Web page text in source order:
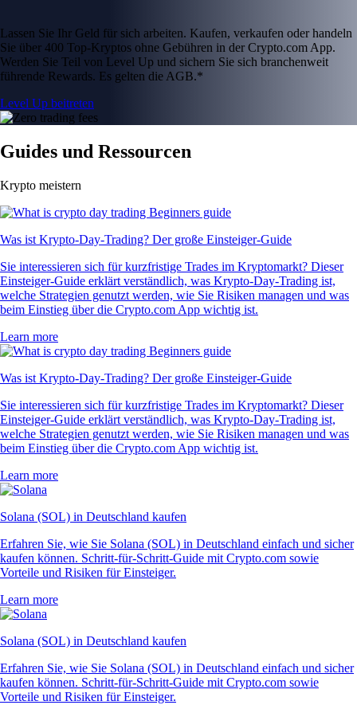
Lassen Sie Ihr Geld für sich arbeiten. Kaufen, verkaufen oder handeln
Sie über 400 Top-Kryptos ohne Gebühren in der Crypto.com App.
Werden Sie Teil von Level Up und sichern Sie sich branchenweit
führende Rewards. Es gelten die AGB.*
Level Up beitreten
Guides und Ressourcen
Krypto meistern
Was ist Krypto-Day-Trading? Der große Einsteiger-Guide
Sie interessieren sich für kurzfristige Trades im Kryptomarkt? Dieser
Einsteiger-Guide erklärt verständlich, was Krypto-Day-Trading ist,
welche Strategien genutzt werden, wie Sie Risiken managen und was
beim Einstieg über die Crypto.com App wichtig ist.
Learn more
Was ist Krypto-Day-Trading? Der große Einsteiger-Guide
Sie interessieren sich für kurzfristige Trades im Kryptomarkt? Dieser
Einsteiger-Guide erklärt verständlich, was Krypto-Day-Trading ist,
welche Strategien genutzt werden, wie Sie Risiken managen und was
beim Einstieg über die Crypto.com App wichtig ist.
Learn more
Solana (SOL) in Deutschland kaufen
Erfahren Sie, wie Sie Solana (SOL) in Deutschland einfach und sicher
kaufen können. Schritt-für-Schritt-Guide mit Crypto.com sowie
Vorteile und Risiken für Einsteiger.
Learn more
Solana (SOL) in Deutschland kaufen
Erfahren Sie, wie Sie Solana (SOL) in Deutschland einfach und sicher
kaufen können. Schritt-für-Schritt-Guide mit Crypto.com sowie
Vorteile und Risiken für Einsteiger.